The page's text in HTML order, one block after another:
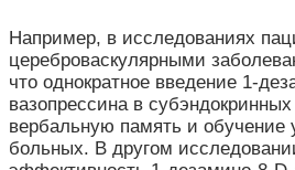
Например, в исследованиях
цереброваскулярными
что однократное введение 1-
вазопрессина в
вербальную память и обучение
больных. В другом